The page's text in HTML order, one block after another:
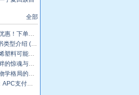
全部
单立减500元
三)：Edited Book
会损害你的肝脏
惊魂与治愈
植物园里程碑式园长
服务再升级！